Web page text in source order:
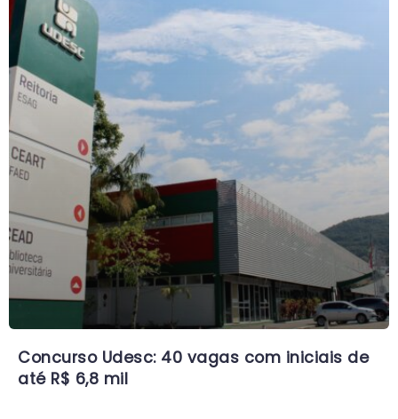
Concurso Udesc: 40 vagas com iniciais de
até R$ 6,8 mil